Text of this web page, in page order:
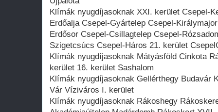
Klímák nyugdíjasoknak XXI. kerület Csepel-
Erdőalja Csepel-Gyártelep Csepel-
Erdősor Csepel-Csillagtelep Csepel-
Szigetcsúcs Csepel-Háros 21. kerület
Klímák nyugdíjasoknak Mátyásföld Cinkota
kerület 16. kerület Sashalom
Klímák nyugdíjasoknak Gellérthegy Budavár
Vár Víziváros I. kerület
Klímák nyugdíjasoknak Rákoshegy